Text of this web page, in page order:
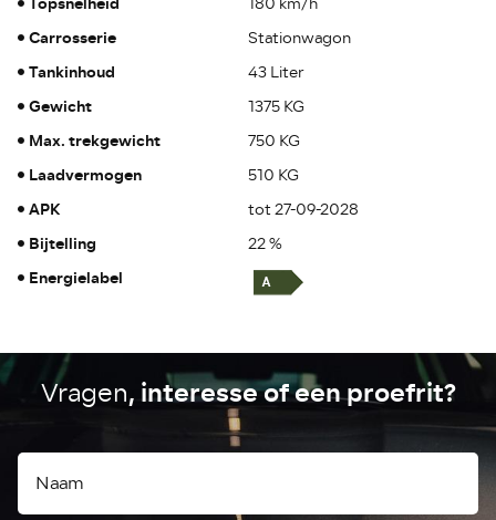
Carrosserie Stationwagon
Tankinhoud 43 Liter
Gewicht 1375 KG
Max. trekgewicht 750 KG
Laadvermogen 510 KG
APK tot 27-09-2028
Bijtelling 22 %
Energielabel
Vragen, interesse of een proefrit?